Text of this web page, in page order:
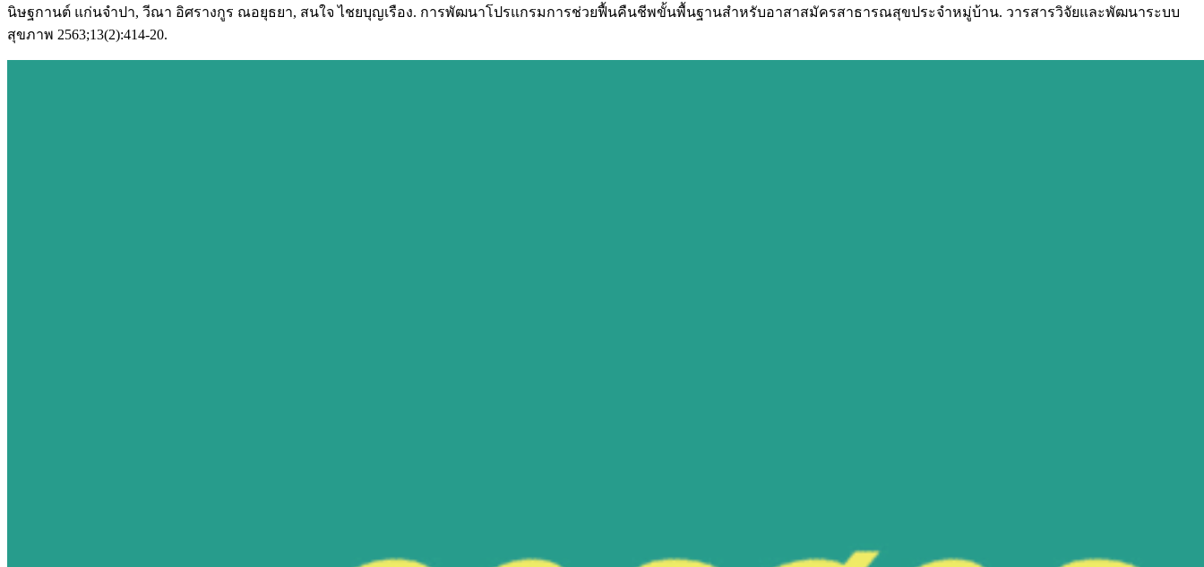
นิษฐกานต์ แก่นจำปา, วีณา อิศรางกูร ณอยุธยา, สนใจ ไชยบุญเรือง. การพัฒนาโปรแกรมการช่วยฟื้นคืนชีพขั้นพื้นฐานสำหรับอาสาสมัครสาธารณสุขประจำหมู่บ้าน. วารสารวิจัยและพัฒนาระบบ
สุขภาพ 2563;13(2):414-20.